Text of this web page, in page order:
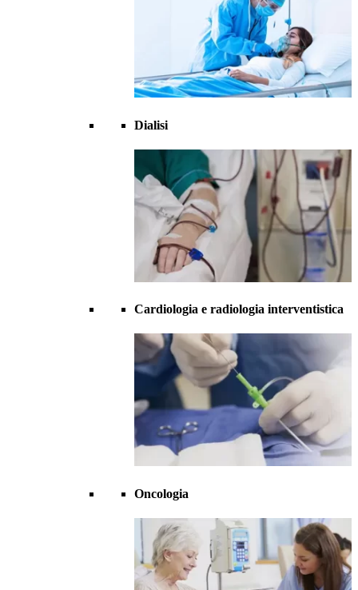
Dialisi
Cardiologia e radiologia interventistica
Oncologia